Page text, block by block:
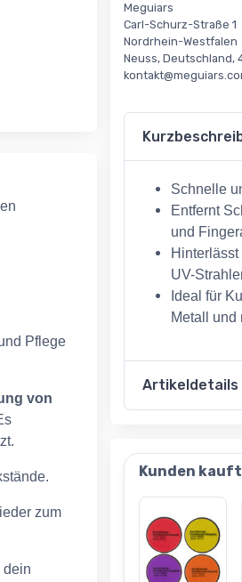
Pflege
von
zum
dein
Meguiars
Carl-Schurz-Straße 1
Nordrhein-Westfalen
Neuss, Deutschland,
Schnelle
Entfernt
und
UV-
Ideal für
Metall und
Artikeldetails
Kunden